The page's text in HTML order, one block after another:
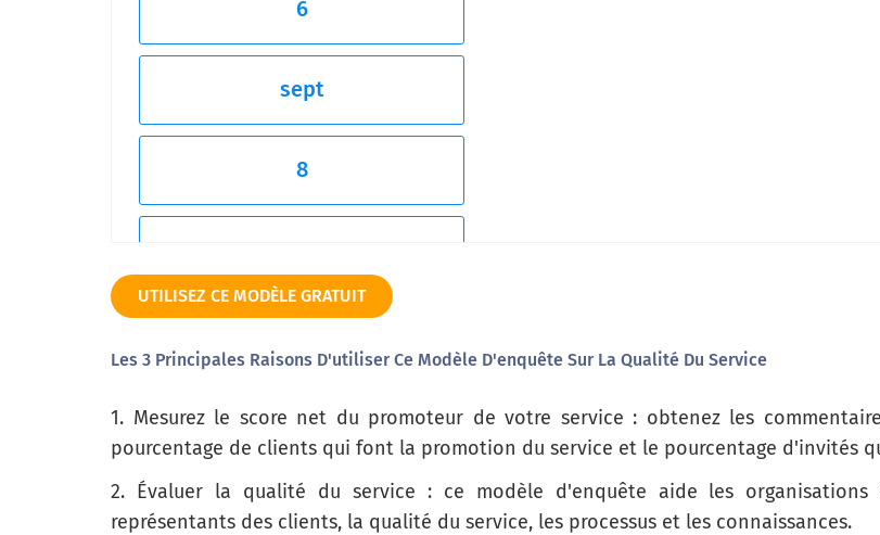
6
sept
8
Dans quelle mesure êtes-vous satisfait de la qualité du service sur la base des
UTILISEZ CE MODÈLE GRATUIT
Les 3 Principales Raisons D'utiliser Ce Modèle D'enquête Sur La Qualité Du Service
1. Mesurez le score net du promoteur de votre service : obtenez les
pourcentage de clients qui font la promotion du service et le pourcentage d'invités
2. Évaluer la qualité du service : ce modèle d'enquête aide les
représentants des clients, la qualité du service, les processus et les connaissances.